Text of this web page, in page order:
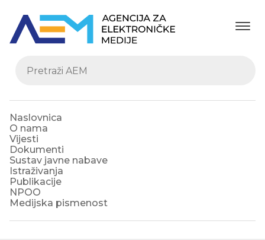
Naslovnica
O nama
Vijesti
Dokumenti
Sustav javne nabave
Istraživanja
Publikacije
NPOO
Medijska pismenost